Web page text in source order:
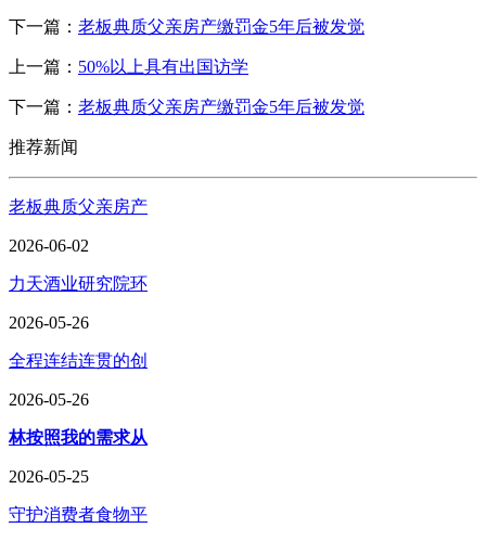
下一篇： 老板典质父亲房产缴罚金5年后被发觉
上一篇： 50%以上具有出国访学
下一篇： 老板典质父亲房产缴罚金5年后被发觉
推荐新闻
老板典质父亲房产
2026-06-02
力天酒业研究院环
2026-05-26
全程连结连贯的创
2026-05-26
林按照我的需求从
2026-05-25
守护消费者食物平